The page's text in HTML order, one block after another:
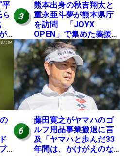
平
8
3
熊本出身の秋吉翔太と
重永亜斗夢が熊本県庁
を訪問 「JOYX
OPEN」で集めた義援金
を贈呈
6
藤田寛之がヤマハのゴ
ルフ用品事業撤退に言
及「ヤマハと歩んだ33
年間は、かけがえのな